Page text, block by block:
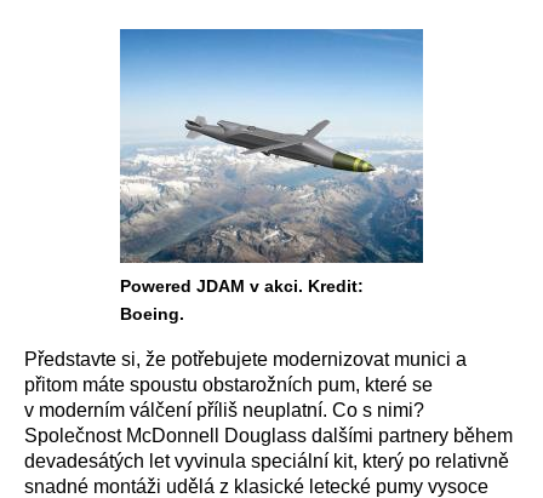
Powered JDAM v akci. Kredit:
Boeing.
Představte si, že potřebujete modernizovat munici a
přitom máte spoustu obstarožních pum, které se
v moderním válčení příliš neuplatní. Co s nimi?
Společnost McDonnell Douglass dalšími partnery během
devadesátých let vyvinula speciální kit, který po relativně
snadné montáži udělá z klasické letecké pumy vysoce